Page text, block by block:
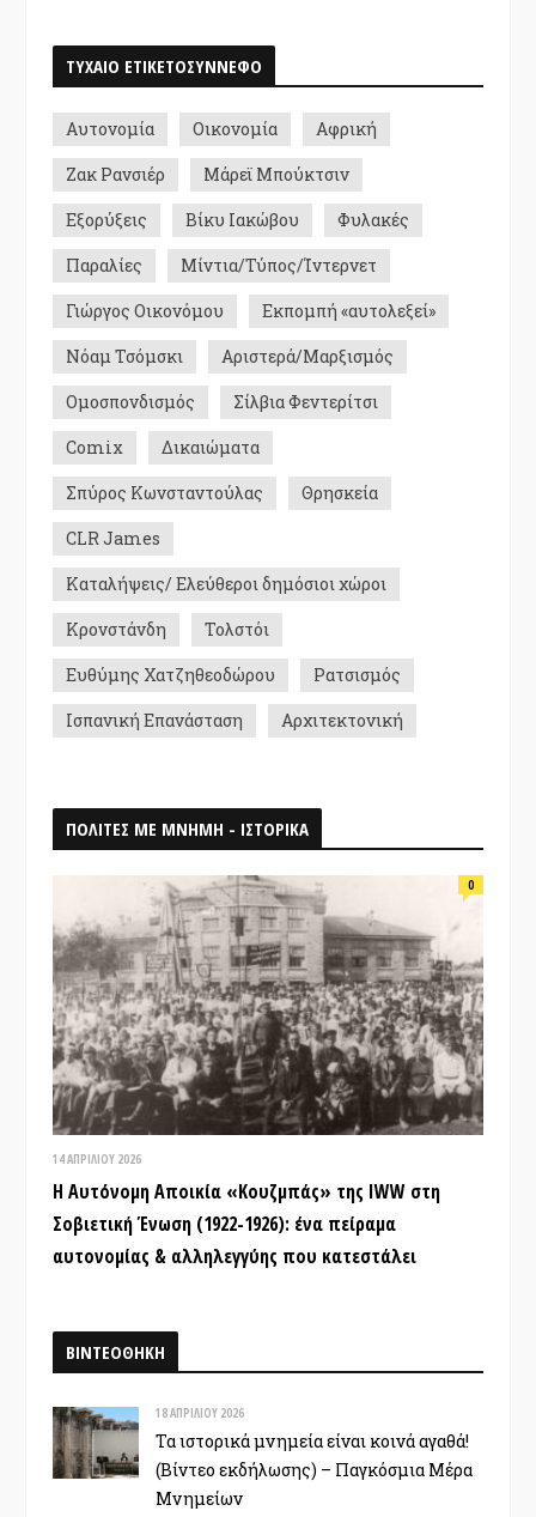
ΤΥΧΑΙΟ ΕΤΙΚΕΤΟΣΥΝΝΕΦΟ
Αυτονομία Οικονομία
Αφρική
Ζακ Ρανσιέρ
Μάρεϊ Μπούκτσιν
Εξορύξεις
Βίκυ Ιακώβου
Φυλακές
Παραλίες
Μίντια/Τύπος/Ίντερνετ
Γιώργος Οικονόμου
Εκπομπή «αυτολεξεί»
Νόαμ Τσόμσκι
Αριστερά/Μαρξισμός
Ομοσπονδισμός
Σίλβια Φεντερίτσι
Comix
Δικαιώματα
Σπύρος Κωνσταντούλας
Θρησκεία
CLR James
Καταλήψεις/ Ελεύθεροι δημόσιοι χώροι
Κρονστάνδη
Τολστόι
Ευθύμης Χατζηθεοδώρου
Ρατσισμός
Ισπανική Επανάσταση
Αρχιτεκτονική
ΠΟΛΙΤΕΣ ΜΕ ΜΝΗΜΗ - ΙΣΤΟΡΙΚΑ
0
14 ΑΠΡΙΛΊΟΥ 2026
Η Αυτόνομη Αποικία «Κουζμπάς» της IWW στη
Σοβιετική Ένωση (1922-1926): ένα πείραμα
αυτονομίας & αλληλεγγύης που κατεστάλει
ΒΙΝΤΕΟΘΗΚΗ
18 ΑΠΡΙΛΊΟΥ 2026
Τα ιστορικά μνημεία είναι κοινά αγαθά!
(Βίντεο εκδήλωσης) – Παγκόσμια Μέρα
Μνημείων